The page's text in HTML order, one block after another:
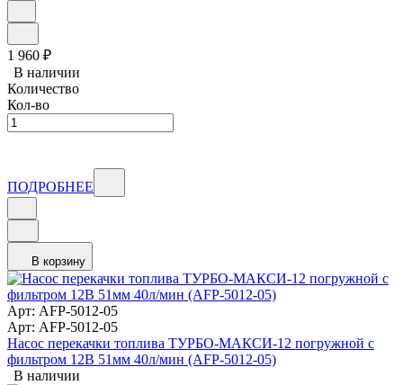
1 960 ₽
В наличии
Количество
Кол-во
ПОДРОБНЕЕ
В корзину
Арт: AFP-5012-05
Арт: AFP-5012-05
Насос перекачки топлива ТУРБО-МАКСИ-12 погружной с
фильтром 12В 51мм 40л/мин (AFP-5012-05)
В наличии